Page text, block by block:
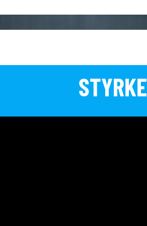
STYRKE